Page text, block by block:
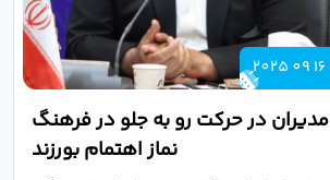
2025 09 16
مدیران در حرکت رو به جلو در فرهنگ
نماز اهتمام بورزند